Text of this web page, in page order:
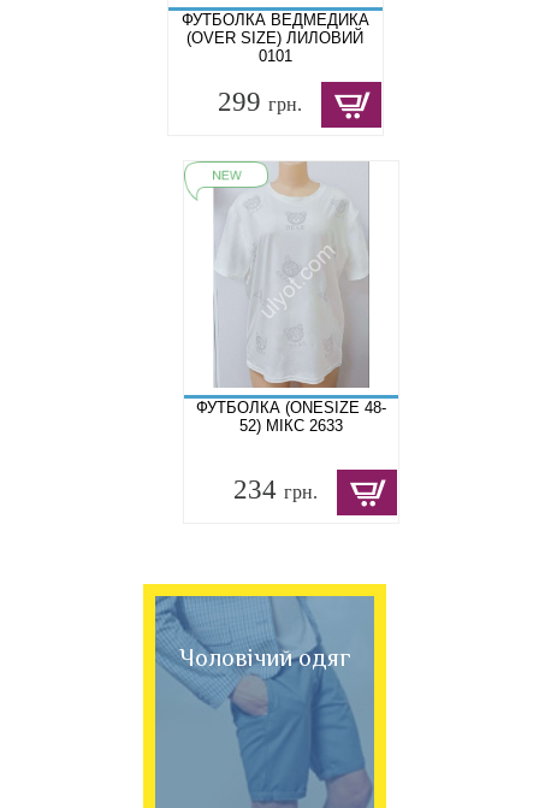
ФУТБОЛКА ВЕДМЕДИКА
(OVER SIZE) ЛИЛОВИЙ
0101
299 грн.
ФУТБОЛКА (ONESIZE 48-
52) МІКС 2633
234 грн.
Чоловічий одяг